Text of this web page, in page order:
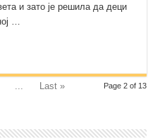
и зато је решила да деци
…
Page 2 of 13
Last »